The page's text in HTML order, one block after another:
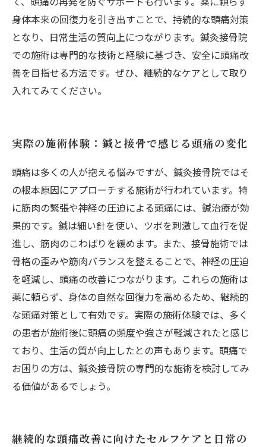
身体本来の回復力を引き出すことで、持続的な頭痛対策
となり、日常生活の質向上につながります。鍼灸接骨院
での施術は専門的な技術と経験に基づき、安全に頭痛改
善を目指せる方法です。ぜひ、継続的なケアとして取り
入れてみてください。
実際の施術体験：鍼と接骨で感じる頭痛の変化
頭痛は多くの人が抱える悩みですが、鍼灸接骨院ではそ
の根本原因にアプローチする施術が行われています。特
に筋肉の緊張や神経の圧迫による頭痛には、鍼治療が効
果的です。鍼は細い針を使い、ツボを刺激して血行を促
進し、筋肉のこわばりを緩めます。また、接骨施術では
骨格の歪みや筋肉バランスを整えることで、神経の圧迫
を軽減し、頭痛の改善につながります。これらの施術は
薬に頼らず、身体の自然な回復力を高めるため、継続的
な頭痛対策として有効です。実際の施術体験では、多く
の患者が施術後に頭痛の頻度や強さが軽減されたと感じ
ており、生活の質が向上したとの声もあります。頭痛で
お困りの方は、鍼灸接骨院の専門的な施術を検討してみ
る価値があるでしょう。
継続的な頭痛改善に向けたセルフケアと日常の